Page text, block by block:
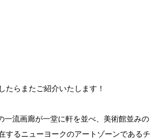
たらまたご紹介いたします！
一流画廊が一堂に軒を並べ、美術館並みの
するニューヨークのアートゾーンであるチ